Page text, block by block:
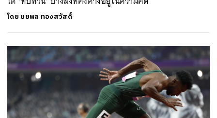
โดย ชยพล ทองสวัสดิ์
SHARE TWEET LINE EMAIL